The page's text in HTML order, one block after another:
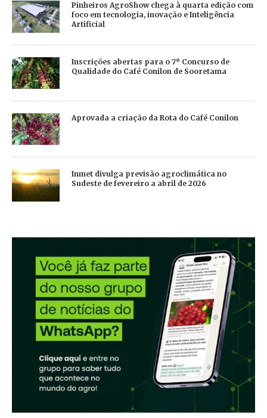
Pinheiros AgroShow chega à quarta edição com
foco em tecnologia, inovação e Inteligência
Artificial
Inscrições abertas para o 7º Concurso de
Qualidade do Café Conilon de Sooretama
Aprovada a criação da Rota do Café Conilon
Inmet divulga previsão agroclimática no
Sudeste de fevereiro a abril de 2026